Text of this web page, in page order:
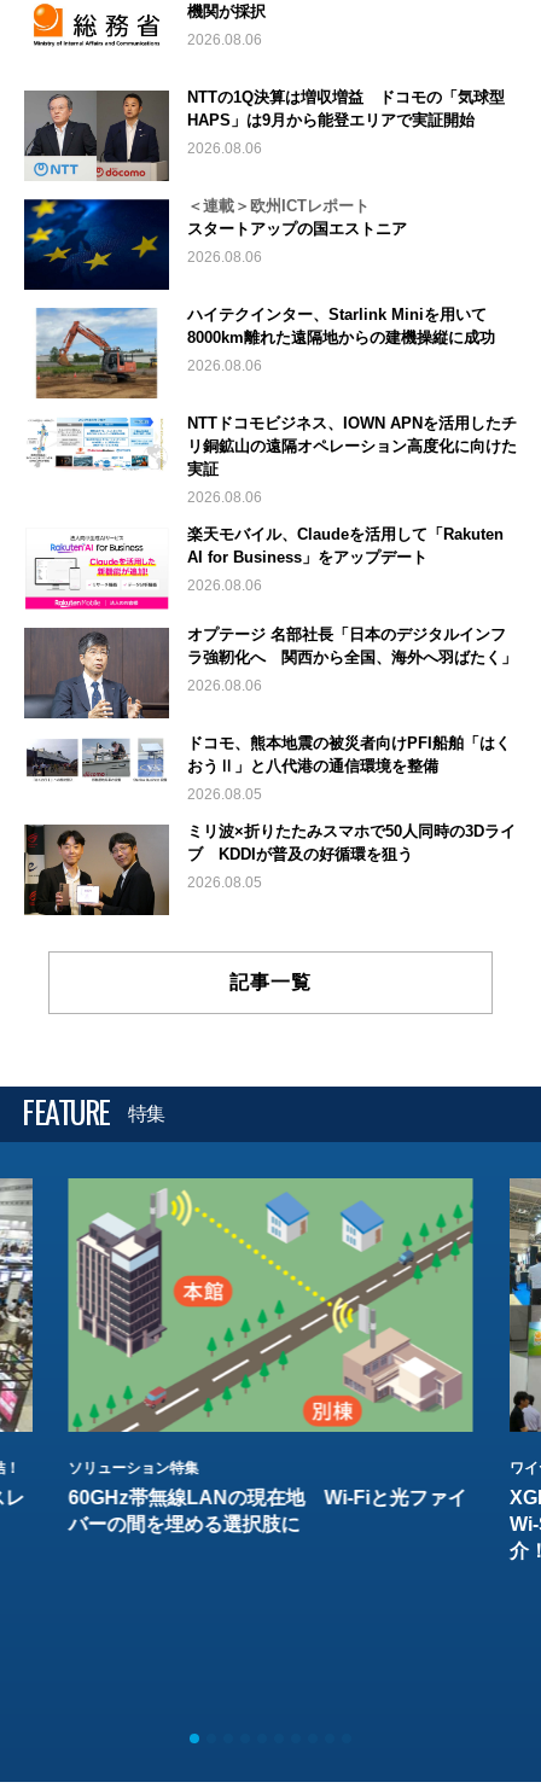
機関が採択
2026.08.06
NTTの1Q決算は増収増益 ドコモの「気球型
HAPS」は9月から能登エリアで実証開始
2026.08.06
＜連載＞欧州ICTレポート
スタートアップの国エストニア
2026.08.06
ハイテクインター、Starlink Miniを用いて
8000km離れた遠隔地からの建機操縦に成功
2026.08.06
NTTドコモビジネス、IOWN APNを活用したチ
リ銅鉱山の遠隔オペレーション高度化に向けた
実証
2026.08.06
楽天モバイル、Claudeを活用して「Rakuten
AI for Business」をアップデート
2026.08.06
オプテージ 名部社長「日本のデジタルインフ
ラ強靭化へ 関西から全国、海外へ羽ばたく」
2026.08.06
ドコモ、熊本地震の被災者向けPFI船舶「はく
おうⅡ」と八代港の通信環境を整備
2026.08.05
ミリ波×折りたたみスマホで50人同時の3Dライ
ブ KDDIが普及の好循環を狙う
2026.08.05
記事一覧
FEATURE 特集
レ
ソリューション特集
60GHz帯無線LANの現在地 Wi-Fiと光ファイ
バーの間を埋める選択肢に
ワ
介